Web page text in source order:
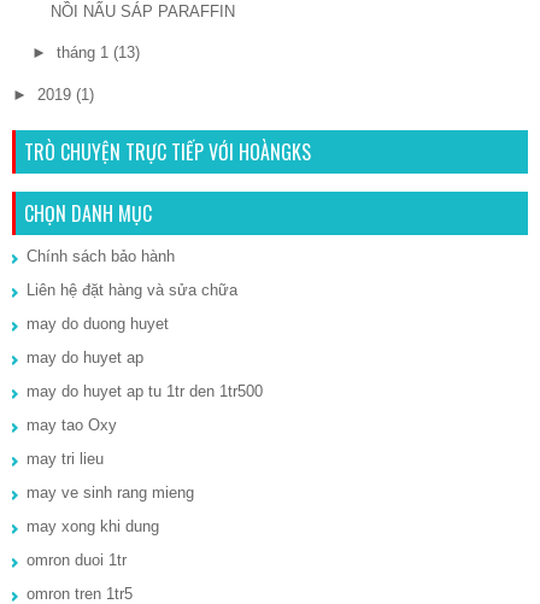
NỒI NẤU SÁP PARAFFIN
► tháng 1 (13)
► 2019 (1)
TRÒ CHUYỆN TRỰC TIẾP VỚI HOÀNGKS
CHỌN DANH MỤC
Chính sách bảo hành
Liên hệ đặt hàng và sửa chữa
may do duong huyet
may do huyet ap
may do huyet ap tu 1tr den 1tr500
may tao Oxy
may tri lieu
may ve sinh rang mieng
may xong khi dung
omron duoi 1tr
omron tren 1tr5